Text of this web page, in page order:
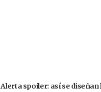
Alerta spoiler: así se